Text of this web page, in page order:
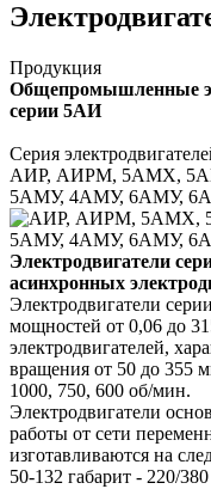
Продукция
Общепромышленные
серии 5АИ
Серия
АИР, АИРМ, 5АМХ,
5АМУ, 4АМУ, 6АМУ,
Электродвигатели
асинхронных
Электродвигатели
мощностей от 0,06 до
электродвигателей,
вращения от 50 до 355
1000, 750, 600 об/мин.
Электродвигатели
работы от сети
изготавливаются на
50-132 габарит - 220/